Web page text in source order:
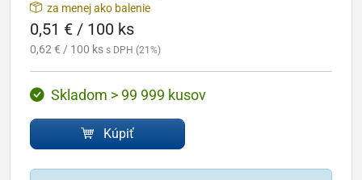
za menej ako balenie
0,51 € / 100 ks
0,62 € / 100 ks s DPH (21%)
Skladom > 99 999 kusov
Kúpiť